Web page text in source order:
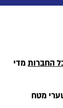
החברותמדי
מטח